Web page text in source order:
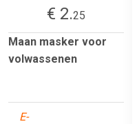
€ 2.25
Maan masker voor
volwassenen
E-